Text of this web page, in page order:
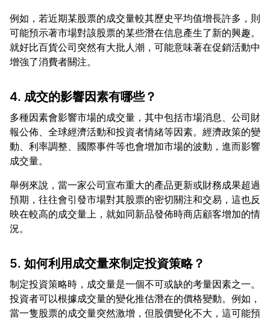
例如，若近期某股票的成交量較其歷史平均值增長許多，則
可能預示著市場對該股票的某些潛在信息產生了新的興趣。
就好比百貨公司突然有大批人潮，可能意味著在促銷活動中
4. 成交的影響因素有哪些？
多種因素會影響市場的成交量，其中包括市場消息、公司財
報公佈、全球經濟活動和投資者情緒等因素。經濟政策的變
動、利率調整、國際事件等也會增加市場的波動，進而影響
舉例來說，當一家公司宣布重大的產品更新或財務成果超過
預期，往往會引發市場對其股票的密切關注和交易，這也反
映在較高的成交量上，就如同新品發佈時商店顧客增加的情
5. 如何利用成交量來制定投資策略？
制定投資策略時，成交量是一個不可或缺的考量因素之一。
投資者可以根據成交量的變化推估潛在的價格變動。例如，
當一隻股票的成交量突然激增，但股價變化不大，這可能預